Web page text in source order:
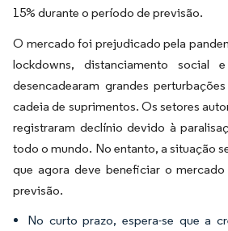
15% durante o período de previsão.
O mercado foi prejudicado pela
lockdowns, distanciamento social
desencadearam grandes
cadeia de suprimentos. Os setores
registraram declínio devido à
todo o mundo. No entanto, a situação
que agora deve beneficiar o
previsão.
No curto prazo, espera-se que a